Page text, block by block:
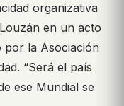
organizativa
en un acto
por la Asociación
“Será el país
ese Mundial se